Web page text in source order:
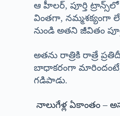
ఆ హీలర్, పూర్తి
వింతగా, నమ్మశక్యంగా
నుండి అతని జీవితం
అతను రాత్రికి రాత్రే
బాధాకరంగా మారిందంటే,
గడిపాడు.
నాలుగేళ్ల ఏకాంతం –